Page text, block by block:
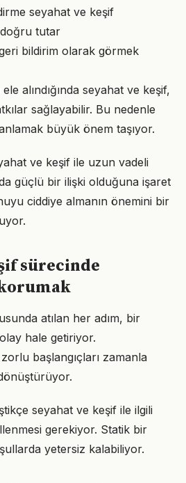
seyahat ve keşif
tutar
geri bildirim olarak görmek
alındığında seyahat ve keşif,
sağlayabilir. Bu nedenle
büyük önem taşıyor.
ve keşif ile uzun vadeli
güçlü bir ilişki olduğuna işaret
ciddiye almanın önemini bir
sürecinde
atılan her adım, bir
hale getiriyor.
başlangıçları zamanla
seyahat ve keşif ile ilgili
gerekiyor. Statik bir
yetersiz kalabiliyor.